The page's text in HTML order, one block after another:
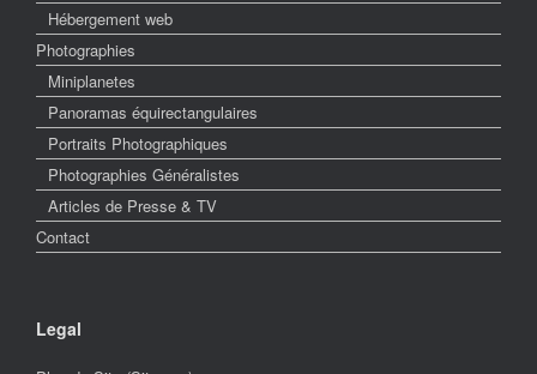
Hébergement web
Photographies
Miniplanetes
Panoramas équirectangulaires
Portraits Photographiques
Photographies Généralistes
Articles de Presse & TV
Contact
Legal